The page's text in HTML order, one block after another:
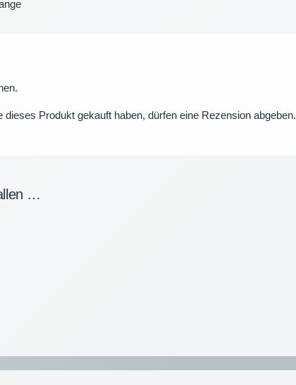
dieses Produkt gekauft haben, dürfen eine Rezension abgeben.
…